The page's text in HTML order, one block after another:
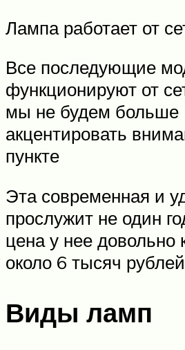
Лампа работает от
Все последующие
функционируют от
мы не будем больше
акцентировать
пункте
Эта современная и
прослужит не один
цена у нее довольно
около 6 тысяч
Виды ламп